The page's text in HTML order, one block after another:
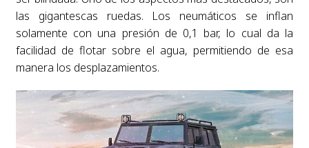
las gigantescas ruedas. Los neumáticos se inflan
solamente con una presión de 0,1 bar, lo cual da la
facilidad de flotar sobre el agua, permitiendo de esa
manera los desplazamientos.